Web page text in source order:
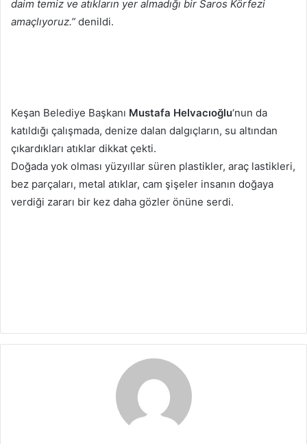
daim temiz ve atıkların yer almadığı bir Saros Körfezi
amaçlıyoruz.” denildi.
Keşan Belediye Başkanı Mustafa Helvacıoğlu‘nun da
katıldığı çalışmada, denize dalan dalgıçların, su altından
çıkardıkları atıklar dikkat çekti.
Doğada yok olması yüzyıllar süren plastikler, araç lastikleri,
bez parçaları, metal atıklar, cam şişeler insanın doğaya
verdiği zararı bir kez daha gözler önüne serdi.